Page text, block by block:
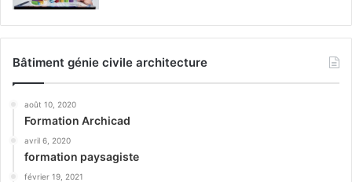
Bâtiment génie civile architecture
août 10, 2020
Formation Archicad
avril 6, 2020
formation paysagiste
février 19, 2021